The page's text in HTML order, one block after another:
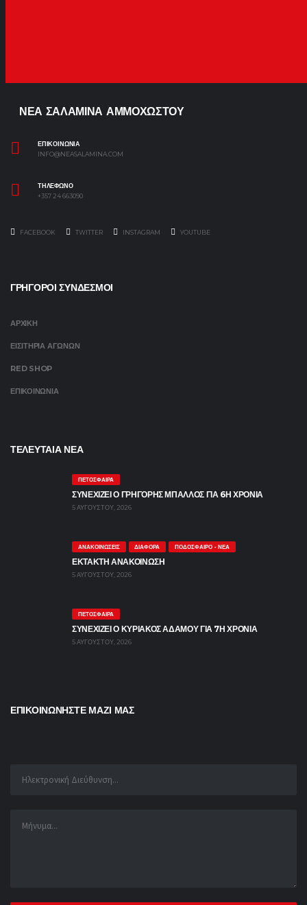
ΝΕΑ ΣΑΛΑΜΙΝΑ ΑΜΜΟΧΩΣΤΟΥ
ΕΠΙΚΟΙΝΩΝΙΑ
INFO@NEASALAMINA.COM
ΤΗΛΕΦΩΝΟ
+357 24 663090
FACEBOOK TWITTER INSTAGRAM YOUTUBE
ΓΡΗΓΟΡΟΙ ΣΥΝΔΕΣΜΟΙ
ΑΡΧΙΚΗ
ΕΙΣΙΤΗΡΙΑ ΑΓΩΝΩΝ
RED SHOP
ΕΠΙΚΟΙΝΩΝΙΑ
ΤΕΛΕΥΤΑΙΑ ΝΕΑ
ΠΕΤΌΣΦΑΙΡΑ
ΣΥΝΕΧΙΖΕΙ Ο ΓΡΗΓΟΡΗΣ ΜΠΑΛΛΟΣ ΓΙΑ 6Η ΧΡΟΝΙΑ
5 ΑΥΓΟΎΣΤΟΥ, 2026
ΑΝΑΚΟΙΝΏΣΕΙΣ ΔΙΆΦΟΡΑ ΠΟΔΌΣΦΑΙΡΟ - ΝΈΑ
ΕΚΤΑΚΤΗ ΑΝΑΚΟΙΝΩΣΗ
5 ΑΥΓΟΎΣΤΟΥ, 2026
ΠΕΤΌΣΦΑΙΡΑ
ΣΥΝΕΧΙΖΕΙ Ο ΚΥΡΙΑΚΟΣ ΑΔΑΜΟΥ ΓΙΑ 7Η ΧΡΟΝΙΑ
5 ΑΥΓΟΎΣΤΟΥ, 2026
ΕΠΙΚΟΙΝΩΝΗΣΤΕ ΜΑΖΙ ΜΑΣ